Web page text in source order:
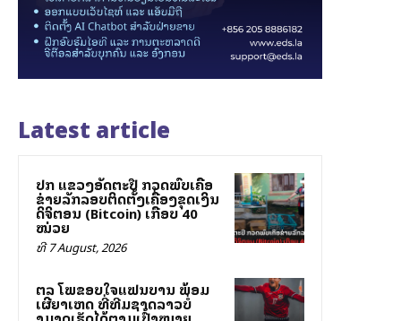
Latest article
ປກສ ແຂວງອັດຕະປື ກວດພົບເຄືອ
ຂ່າຍລັກລອບຕິດຕັ້ງເຄື່ອງຂຸດເງິນ
ດິຈິຕອນ (Bitcoin) ເກືອບ 40
ໝ່ວຍ
ທີ 7 August, 2026
ສຕລ ໂພສຂອບໃຈແຟນບານ ພ້ອມ
ເຜີຍສາເຫດ ທີ່ທີມຊາດລາວບໍ່